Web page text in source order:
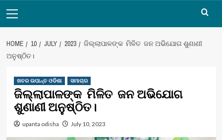
Menu
HOME 10 JULY 2023
ଜିଲ୍ଲାପାଳଙ୍କ ମିଳିତ ଜନ ଅଭିଯୋଗ ଶୁଣାଣୀ
ଅନୁଷ୍ଠିତ।
ଖବର ଉପାନ୍ତ ଓଡିଶା ସମାଚାର
ଜିଲ୍ଲାପାଳଙ୍କ ମିଳିତ ଜନ ଅଭିଯୋଗ
ଶୁଣାଣୀ ଅନୁଷ୍ଠିତ।
upanta odisha July 10, 2023